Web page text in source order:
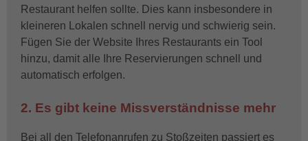
Restaurant helfen sollte. Dies kann insbesondere in
kleineren Lokalen schnell nervig und schwierig sein.
Fügen Sie der Website Ihres Restaurants ein Tool
hinzu, damit alle Ihre Reservierungen schnell und
automatisch erfolgen.
2. Es gibt keine Missverständnisse mehr
Bei all den Telefonanrufen zu Stoßzeiten passiert es